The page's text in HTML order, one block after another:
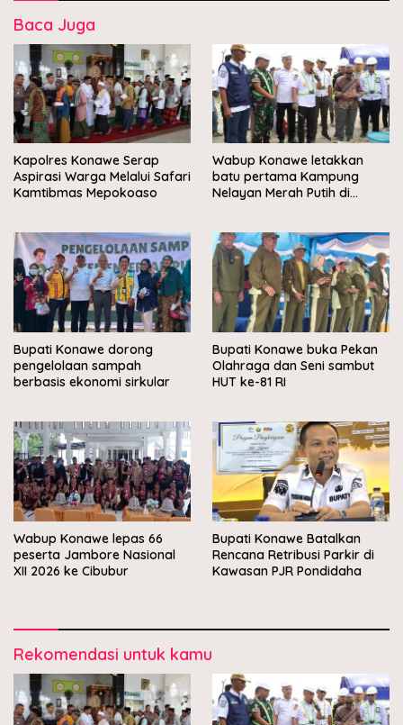
Baca Juga
Kapolres Konawe Serap
Aspirasi Warga Melalui Safari
Kamtibmas Mepokoaso
Wabup Konawe letakkan
batu pertama Kampung
Nelayan Merah Putih di
Bupati Konawe dorong
pengelolaan sampah
berbasis ekonomi sirkular
Bupati Konawe buka Pekan
Olahraga dan Seni sambut
HUT ke-81 RI
Wabup Konawe lepas 66
peserta Jambore Nasional
XII 2026 ke Cibubur
Bupati Konawe Batalkan
Rencana Retribusi Parkir di
Kawasan PJR Pondidaha
Rekomendasi untuk kamu